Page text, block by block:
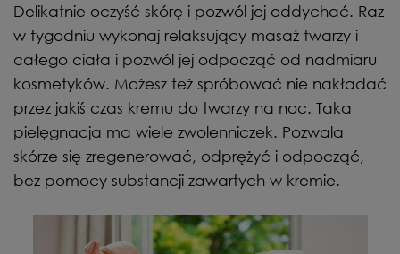
Delikatnie oczyść skórę i pozwól jej oddychać. Raz
w tygodniu wykonaj relaksujący masaż twarzy i
całego ciała i pozwól jej odpocząć od nadmiaru
kosmetyków. Możesz też spróbować nie nakładać
przez jakiś czas kremu do twarzy na noc. Taka
pielęgnacja ma wiele zwolenniczek. Pozwala
skórze się zregenerować, odprężyć i odpocząć,
bez pomocy substancji zawartych w kremie.